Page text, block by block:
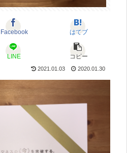
Facebook はてブ
LINE コピー
2021.01.03 2020.01.30